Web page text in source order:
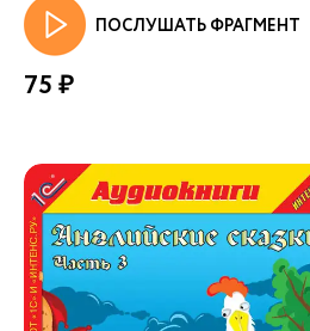
ПОСЛУШАТЬ ФРАГМЕНТ
75 ₽